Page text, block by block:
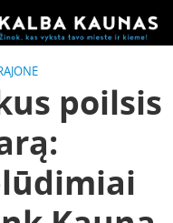
poilsis